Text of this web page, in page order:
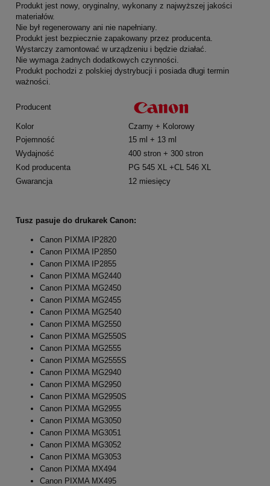
Produkt jest nowy, oryginalny, wykonany z najwyższej jakości
materiałów.
Nie był regenerowany ani nie napełniany.
Produkt jest bezpiecznie zapakowany przez producenta.
Wystarczy zamontować w urządzeniu i będzie działać.
Nie wymaga żadnych dodatkowych czynności.
Produkt pochodzi z polskiej dystrybucji i posiada długi termin
ważności.
Producent
Kolor
Czarny + Kolorowy
Pojemność
15 ml + 13 ml
Wydajność
400 stron + 300 stron
Kod producenta
PG 545 XL +CL 546 XL
Gwarancja
12 miesięcy
Tusz pasuje do drukarek Canon:
Canon PIXMA IP2820
Canon PIXMA IP2850
Canon PIXMA IP2855
Canon PIXMA MG2440
Canon PIXMA MG2450
Canon PIXMA MG2455
Canon PIXMA MG2540
Canon PIXMA MG2550
Canon PIXMA MG2550S
Canon PIXMA MG2555
Canon PIXMA MG2555S
Canon PIXMA MG2940
Canon PIXMA MG2950
Canon PIXMA MG2950S
Canon PIXMA MG2955
Canon PIXMA MG3050
Canon PIXMA MG3051
Canon PIXMA MG3052
Canon PIXMA MG3053
Canon PIXMA MX494
Canon PIXMA MX495